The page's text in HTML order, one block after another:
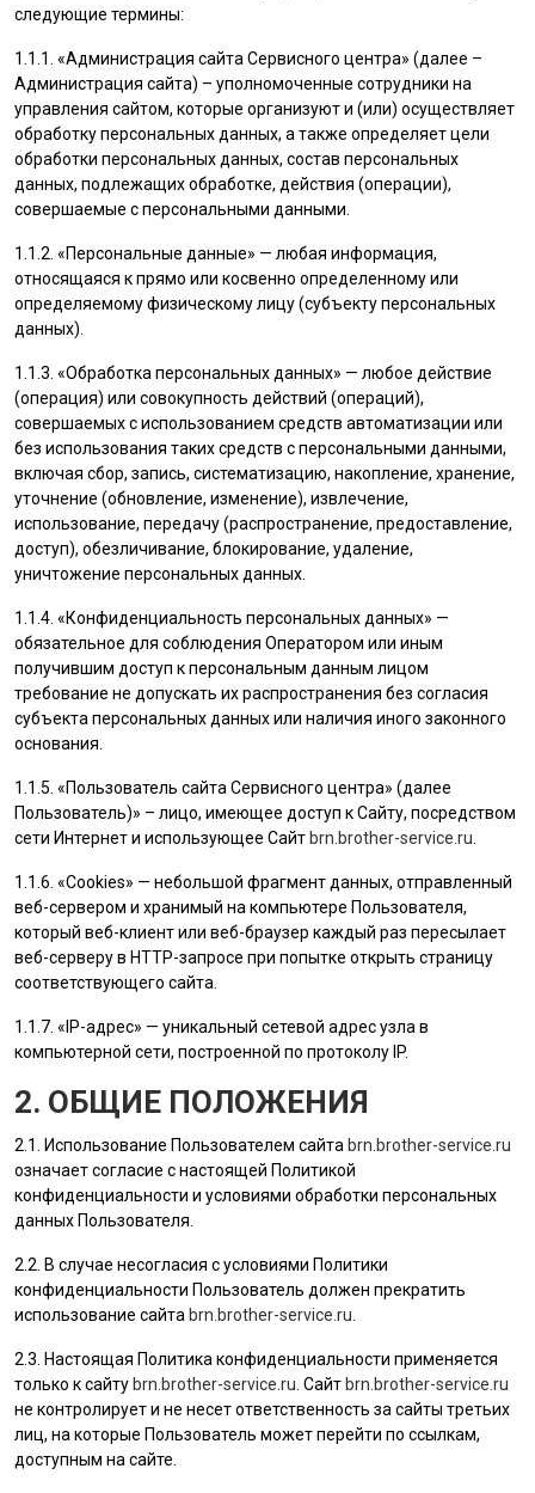
следующие термины:
1.1.1. «Администрация сайта Сервисного центра» (далее –
Администрация сайта) – уполномоченные сотрудники на
управления сайтом, которые организуют и (или) осуществляет
обработку персональных данных, а также определяет цели
обработки персональных данных, состав персональных
данных, подлежащих обработке, действия (операции),
совершаемые с персональными данными.
1.1.2. «Персональные данные» — любая информация,
относящаяся к прямо или косвенно определенному или
определяемому физическому лицу (субъекту персональных
данных).
1.1.3. «Обработка персональных данных» — любое действие
(операция) или совокупность действий (операций),
совершаемых с использованием средств автоматизации или
без использования таких средств с персональными данными,
включая сбор, запись, систематизацию, накопление, хранение,
уточнение (обновление, изменение), извлечение,
использование, передачу (распространение, предоставление,
доступ), обезличивание, блокирование, удаление,
уничтожение персональных данных.
1.1.4. «Конфиденциальность персональных данных» —
обязательное для соблюдения Оператором или иным
получившим доступ к персональным данным лицом
требование не допускать их распространения без согласия
субъекта персональных данных или наличия иного законного
основания.
1.1.5. «Пользователь сайта Сервисного центра» (далее
Пользователь)» – лицо, имеющее доступ к Сайту, посредством
сети Интернет и использующее Сайт brn.brother-service.ru
1.1.6. «Cookies» — небольшой фрагмент данных, отправленный
веб-сервером и хранимый на компьютере Пользователя,
который веб-клиент или веб-браузер каждый раз пересылает
веб-серверу в HTTP-запросе при попытке открыть страницу
соответствующего сайта.
1.1.7. «IP-адрес» — уникальный сетевой адрес узла в
компьютерной сети, построенной по протоколу IP.
2. ОБЩИЕ ПОЛОЖЕНИЯ
2.1. Использование Пользователем сайта brn.brother-service.ru
означает согласие с настоящей Политикой
конфиденциальности и условиями обработки персональных
данных Пользователя
2.2. В случае несогласия с условиями Политики
конфиденциальности Пользователь должен прекратить
использование сайта brn.brother-service.ru
2.3. Настоящая Политика конфиденциальности применяется
только к сайту brn.brother-service.ru . Сайт brn.brother-service.ru
не контролирует и не несет ответственность за сайты третьих
лиц, на которые Пользователь может перейти по ссылкам,
доступным на сайте.